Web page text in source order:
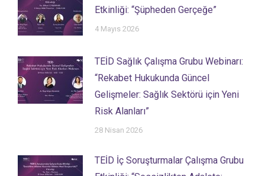
Etkinliği: “Şüpheden Gerçeğe”
4 Mayıs 2026
TEİD Sağlık Çalışma Grubu Webinarı:
“Rekabet Hukukunda Güncel
Gelişmeler: Sağlık Sektörü için Yeni
Risk Alanları”
28 Nisan 2026
TEİD İç Soruşturmalar Çalışma Grubu